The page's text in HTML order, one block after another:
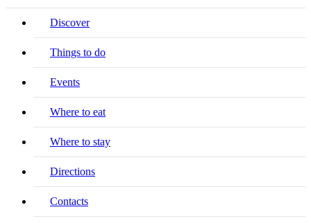
Discover
Things to do
Events
Where to eat
Where to stay
Directions
Contacts